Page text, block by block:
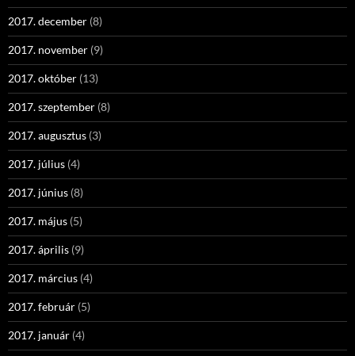
2017. december (8)
2017. november (9)
2017. október (13)
2017. szeptember (8)
2017. augusztus (3)
2017. július (4)
2017. június (8)
2017. május (5)
2017. április (9)
2017. március (4)
2017. február (5)
2017. január (4)